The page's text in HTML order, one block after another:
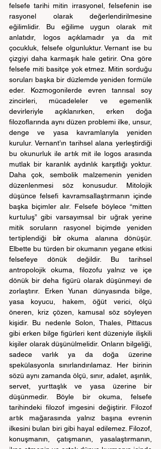
felsefe tarihi mitin irrasyonel, felsefenin ise
rasyonel olarak değerlendirilmesine
eğilimlidir. Bu eğilime uygun olarak mit
anlatıdır, logos açıklamadır ya da mit
çocukluk, felsefe olgunluktur. Vernant ise bu
çizgiyi daha karmaşık hale getirir. Ona göre
felsefe miti basitçe yok etmez. Mitin sorduğu
soruları başka bir düzlemde yeniden formüle
eder. Kozmogonilerde evren tanrısal soy
zincirleri, mücadeleler ve egemenlik
devirleriyle açıklanırken, erken doğa
filozoflarında aynı düzen problemi ilke, unsur,
denge ve yasa kavramlarıyla yeniden
kurulur. Vernant’ın tarihsel alana yerleştirdiği
bu okunurluk ile artık mit ile logos arasında
mutlak bir karanlık aydınlık karşıtlığı yoktur.
Daha çok, sembolik malzemenin yeniden
düzenlenmesi söz konusudur. Mitolojik
düşünce felsefi kavramsallaştırmanın içinde
başka biçimler alır. Felsefe böylece “mitten
kurtuluş” gibi varsayımsal bir uğrak yerine
mitik soruların rasyonel biçimde yeniden
tertiplendiği bir okuma alanına dönüşür.
Elbette bu türden bir okumanın yegane etkisi
felsefeye dönük değildir. Bu tarihsel
antropolojik okuma, filozofu yalnız ve içe
dönük bir deha figürü olarak düşünmeyi de
zorlaştırır. Erken Yunan dünyasında bilge,
yasa koyucu, hakem, öğüt verici, ölçü
öneren, kriz çözen, kamusal söz söyleyen
kişidir. Bu nedenle Solon, Thales, Pittacus
gibi erken bilge figürleri kent düzeniyle ilişkili
kişiler olarak düşünülmelidir. Onların bilgeliği,
sadece varlık ya da doğa üzerine
spekülasyonla sınırlandırılamaz. Her birinin
sözü aynı zamanda ölçü, sınır, adalet, aşırılık,
servet, yurttaşlık ve yasa üzerine bir
düşünmedir. Böyle bir okuma, felsefe
tarihindeki filozof imgesini değiştirir. Filozof
artık mağarasında yalnız başına evrenin
ilkesini bulan biri gibi hayal edilemez. Filozof,
konuşmanın, çatışmanın, yasalaştırmanın,